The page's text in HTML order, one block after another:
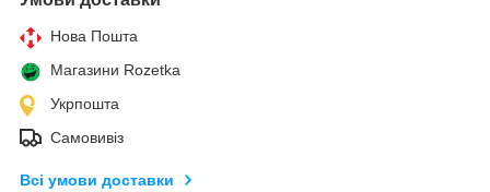
Нова Пошта
Магазини Rozetka
Укрпошта
Самовивіз
Всі умови доставки